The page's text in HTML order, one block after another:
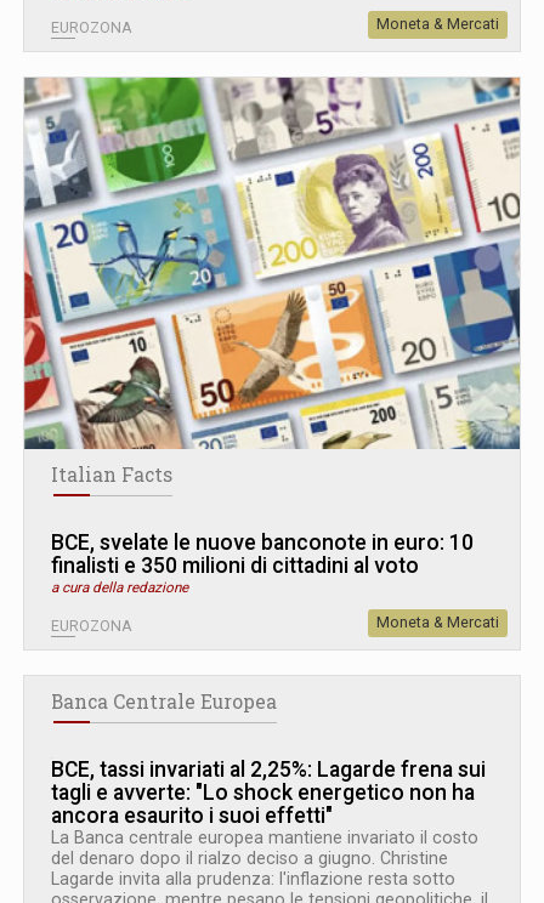
EUROZONA Moneta & Mercati
Italian Facts
BCE, svelate le nuove banconote in euro: 10
finalisti e 350 milioni di cittadini al voto
a cura della redazione
EUROZONA Moneta & Mercati
Banca Centrale Europea
BCE, tassi invariati al 2,25%: Lagarde frena sui
tagli e avverte: "Lo shock energetico non ha
ancora esaurito i suoi effetti"
La Banca centrale europea mantiene invariato il costo
del denaro dopo il rialzo deciso a giugno. Christine
Lagarde invita alla prudenza: l'inflazione resta sotto